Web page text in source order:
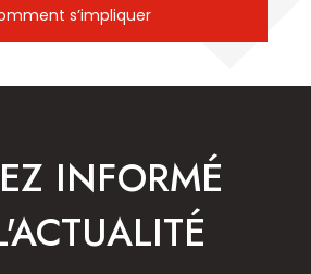
s’impliquer
INFORMÉ